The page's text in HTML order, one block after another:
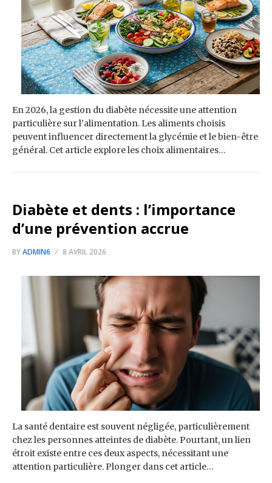
En 2026, la gestion du diabète nécessite une attention
particulière sur l’alimentation. Les aliments choisis
peuvent influencer directement la glycémie et le bien-être
général. Cet article explore les choix alimentaires…
Diabète et dents : l’importance
d’une prévention accrue
BYADMIN6 8 AVRIL 2026
La santé dentaire est souvent négligée, particulièrement
chez les personnes atteintes de diabète. Pourtant, un lien
étroit existe entre ces deux aspects, nécessitant une
attention particulière. Plonger dans cet article…